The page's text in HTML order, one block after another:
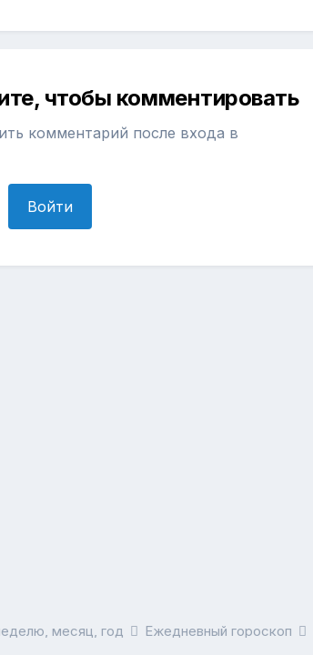
чтобы комментировать
комментарий после входа в
Войти
месяц, год Ежедневный гороскоп